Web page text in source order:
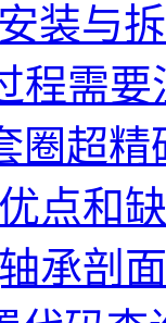
装与
程需
圈超精
点和
承剖